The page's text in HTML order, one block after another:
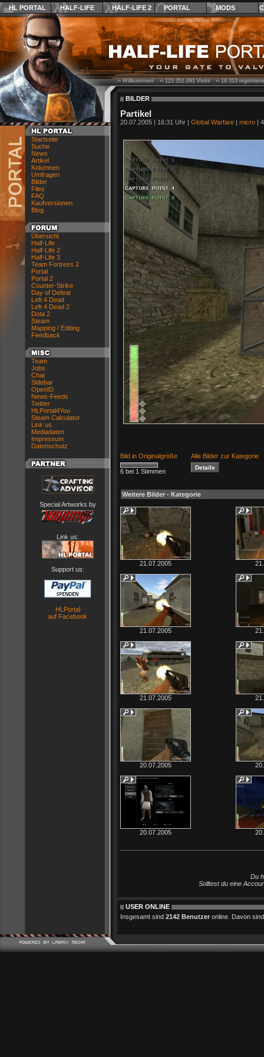
HL PORTAL HALF-LIFE HALF-LIFE 2 PORTAL MODS
Startseite
Suche
News
Artikel
Kolumnen
Umfragen
Bilder
Files
FAQ
Kaufversionen
Blog
Übersicht
Half-Life
Half-Life 2
Half-Life 3
Team Fortress 2
Portal
Portal 2
Counter-Strike
Day of Defeat
Left 4 Dead
Left 4 Dead 2
Dota 2
Steam
Mapping / Editing
Feedback
Team
Jobs
Chat
Sidebar
OpenID
News-Feeds
Twitter
HLPortal4You
Steam Calculator
Link us
Mediadaten
Impressum
Datenschutz
Special Artworks by
Link us:
Support us:
HLPortal
auf Facebook
›› Willkommen! ››123.351.091Visits ››18.313
BILDER
Partikel
20.07.2005 | 16:31 Uhr | Global Warfare | micro |
Bild in Originalgröße Alle Bilder zur Kategorie
6 bei 1 Stimmen
Weitere Bilder - Kategorie
21.07.2005
21.07.2005
21.07.2005
20.07.2005
20.07.2005
Du
Solltest du eine
USER ONLINE
Insgesamt sind 2142 Benutzer online. Davon